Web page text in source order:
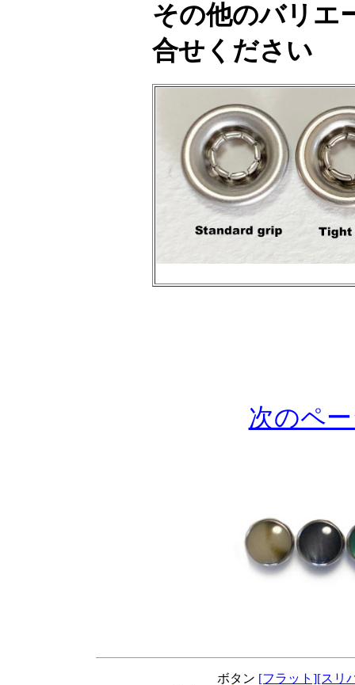
その他のバリエ
合せください
次のペ
ボタン [フラット][スリ